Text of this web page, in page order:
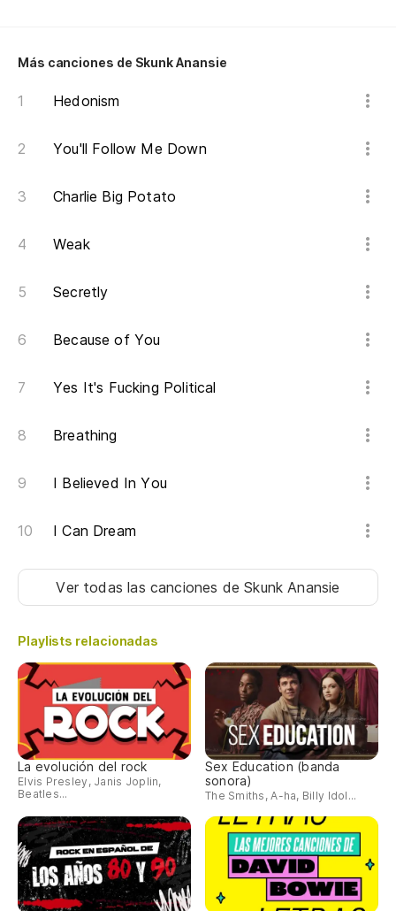
Más canciones de Skunk Anansie
Hedonism
You'll Follow Me Down
Charlie Big Potato
Weak
Secretly
Because of You
Yes It's Fucking Political
Breathing
I Believed In You
I Can Dream
Ver todas las canciones de Skunk Anansie
Playlists relacionadas
La evolución del rock
Elvis Presley, Janis Joplin,
Beatles...
Sex Education (banda
sonora)
The Smiths, A-ha, Billy Idol...